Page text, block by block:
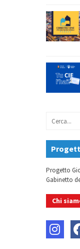
Progetto
Gabinetto
Chi